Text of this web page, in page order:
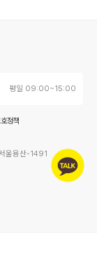
평일 09:00~15:00
정책
울용산-1491